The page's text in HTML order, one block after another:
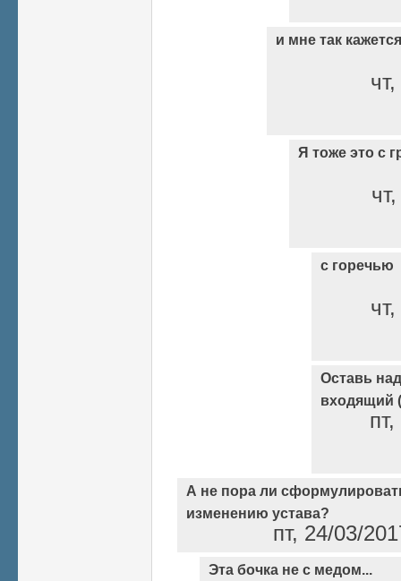
и мне так
Я тоже это с
с горечью
Оставь
входящий
А не пора ли
изменению устава?
пт, 24/03/
Эта бочка не с медом...